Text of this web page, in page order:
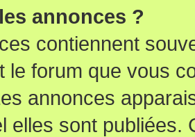
annonces ?
contiennent
le forum que vous
annonces
elles sont publiées.